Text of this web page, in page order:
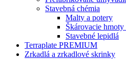
Stavebná chémia
Malty a potery
Škárovacie
Stavebné lepidlá
Terraplate PREMIUM
Zrkadlá a zrkadlové skrinky